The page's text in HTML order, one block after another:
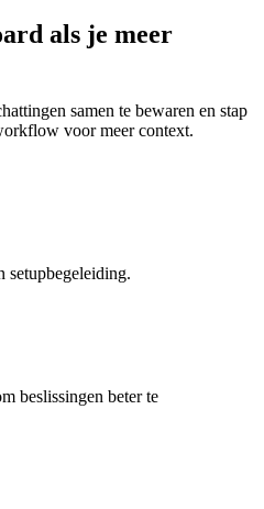
als je meer
samen te bewaren en stap
voor meer context.
setupbegeleiding.
beslissingen beter te